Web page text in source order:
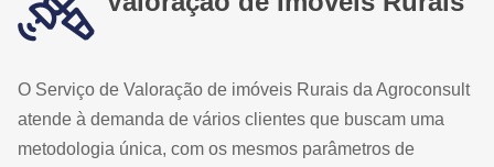
O Serviço de Valoração de imóveis Rurais da Agroconsult
atende à demanda de vários clientes que buscam uma
metodologia única, com os mesmos parâmetros de